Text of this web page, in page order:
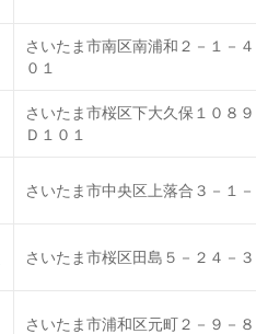
さいたま市南区南浦和２－１－
０１
さいたま市桜区下大久保１０８
Ｄ１０１
さいたま市中央区上落合３－１
さいたま市桜区田島５－２４－
さいたま市浦和区元町２－９－８